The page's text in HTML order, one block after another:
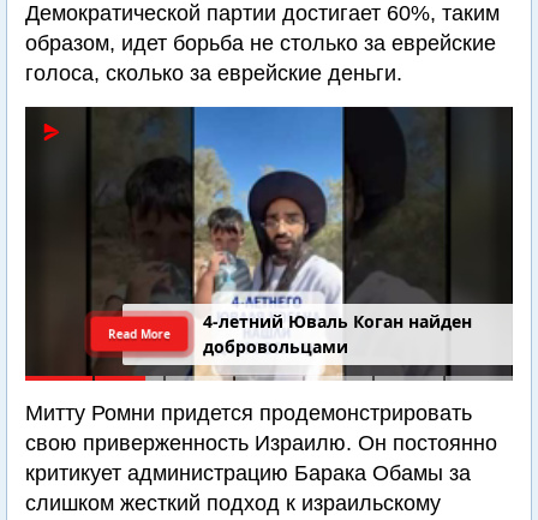
Демократической партии достигает 60%, таким
образом, идет борьба не столько за еврейские
голоса, сколько за еврейские деньги.
4-летний Юваль Коган найден
добровольцами
Read More
Митту Ромни придется продемонстрировать
свою приверженность Израилю. Он постоянно
критикует администрацию Барака Обамы за
слишком жесткий подход к израильскому